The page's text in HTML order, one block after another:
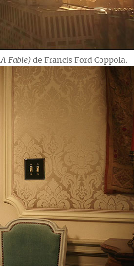
Fable) de Francis Ford Coppola.